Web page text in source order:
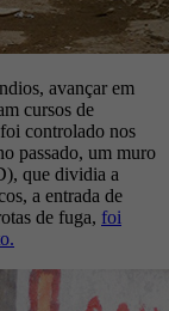
avançar em
cursos de
controlado nos
passado, um muro
que dividia a
a entrada de
de fuga, foi